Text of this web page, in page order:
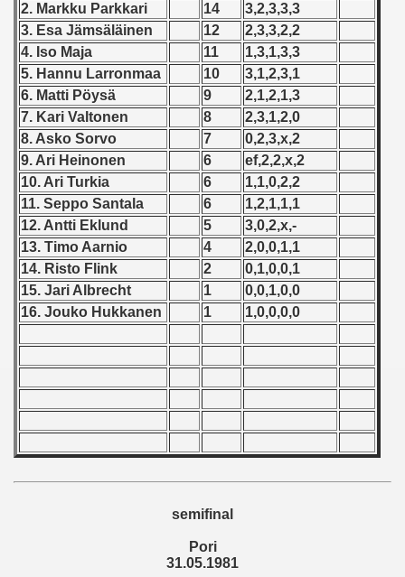
2. Markku Parkkari
14
3,2,3,3,3
3. Esa Jämsäläinen
12
2,3,3,2,2
4. Iso Maja
11
1,3,1,3,3
5. Hannu Larronmaa
10
3,1,2,3,1
6. Matti Pöysä
9
2,1,2,1,3
7. Kari Valtonen
8
2,3,1,2,0
8. Asko Sorvo
7
0,2,3,x,2
9. Ari Heinonen
6
ef,2,2,x,2
10. Ari Turkia
6
1,1,0,2,2
11. Seppo Santala
6
1,2,1,1,1
12. Antti Eklund
5
3,0,2,x,-
13. Timo Aarnio
4
2,0,0,1,1
14. Risto Flink
2
0,1,0,0,1
15. Jari Albrecht
1
0,0,1,0,0
16. Jouko Hukkanen
1 1,0,0,0,0
semifinal
Pori
31.05.1981
- 1959
- 1960
- 1961
- 1962
- 1963
- 1964
- 1965
- 1966
- 1967
- 1969
- 1970